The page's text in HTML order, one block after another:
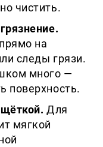
чистить.
на
следы грязи.
много —
поверхность.
Для
мягкой